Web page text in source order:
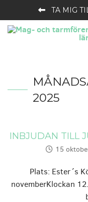
TA MIG
2025
INBJUDAN TILL
15
Plats: Ester´s
novemberKlockan